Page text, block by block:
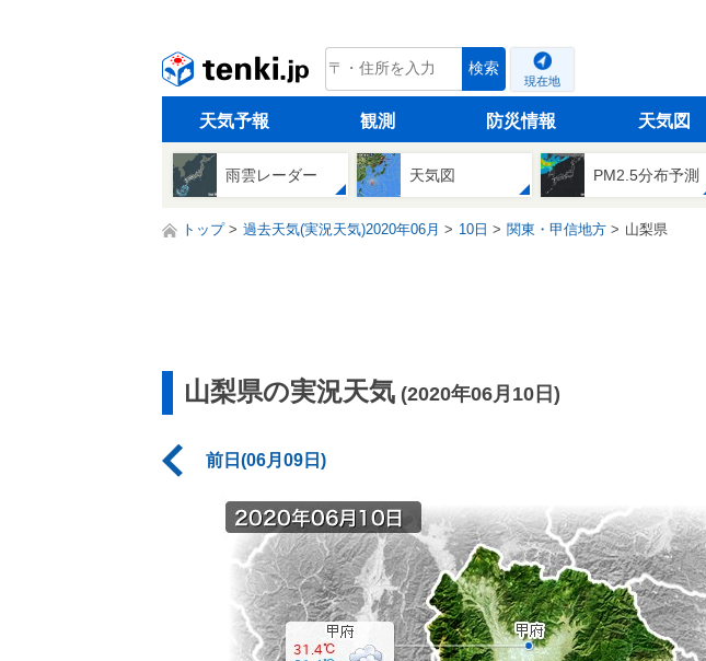
tenki.jp 検索
現在地
天気予報 観測 防災情報 天気図
雨雲レーダー 天気図 PM2.5分布予測
トップ 過去天気(実況天気)2020年06月 10日 関東・甲信地方 山梨県
山梨県の実況天気 (2020年06月10日)
前日(06月09日)